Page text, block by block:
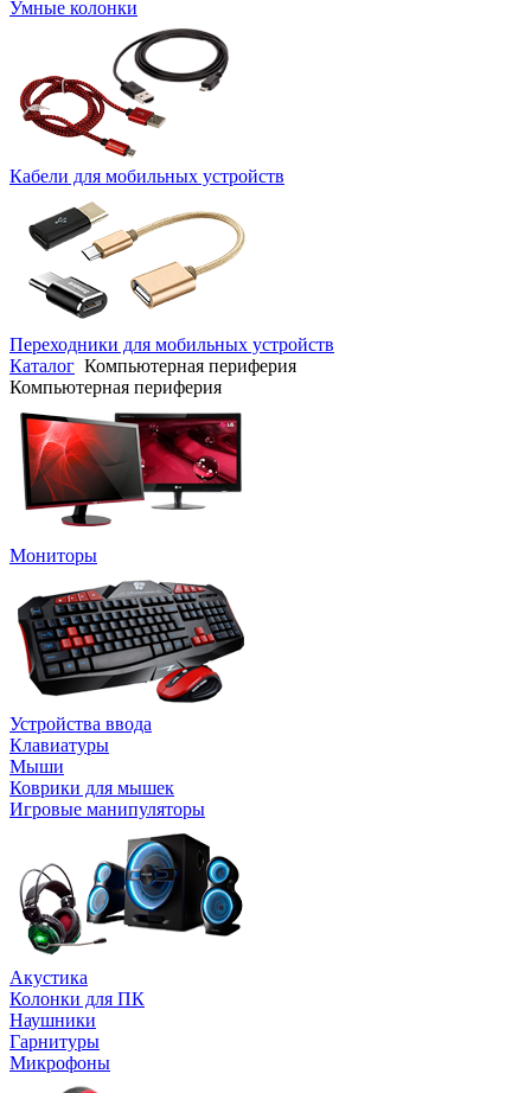
Умные колонки
Кабели для мобильных устройств
Переходники для мобильных устройств
Каталог Компьютерная периферия
Компьютерная периферия
Мониторы
Устройства ввода
Клавиатуры
Мыши
Коврики для мышек
Игровые манипуляторы
Акустика
Колонки для ПК
Наушники
Гарнитуры
Микрофоны